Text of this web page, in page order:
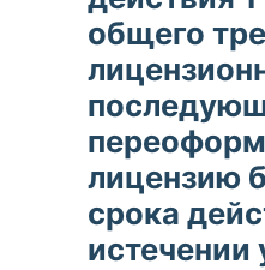
общего
лицензию
срока
истечении